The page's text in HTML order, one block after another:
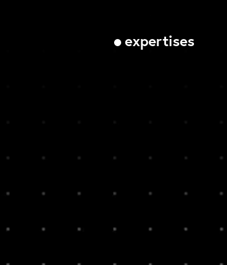
expertises